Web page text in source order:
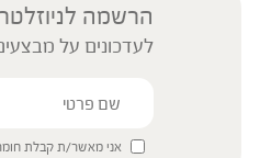
הרשמה
לעדכונים על
אני מאשר/ת קבלת